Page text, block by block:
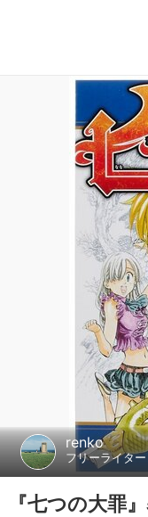
renko
フリーライター
『七つの大罪